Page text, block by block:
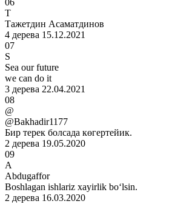
06
Т
Тажетдин Асаматдинов
4 дерева 15.12.2021
07
S
Sea our future
we can do it
3 дерева 22.04.2021
08
@
@Bakhadir1177
Бир терек болсада көгертейик.
2 дерева 19.05.2020
09
A
Abdugaffor
Boshlagan ishlariz xayirlik boʻlsin.
2 дерева 16.03.2020